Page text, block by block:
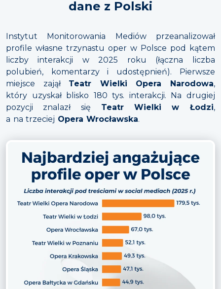
dane z Polski
Instytut Monitorowania Mediów przeanalizował
profile własne trzynastu oper w Polsce pod kątem
liczby interakcji w 2025 roku (łączna liczba
polubień, komentarzy i udostępnień). Pierwsze
miejsce zajął Teatr Wielki Opera Narodowa,
który uzyskał blisko 180 tys. interakcji. Na drugiej
pozycji znalazł się Teatr Wielki w Łodzi,
a na trzeciej Opera Wrocławska.